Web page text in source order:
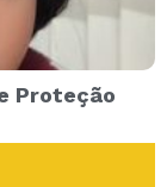
Proteção